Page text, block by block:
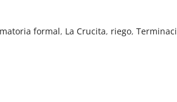
formal, La Crucita, riego,